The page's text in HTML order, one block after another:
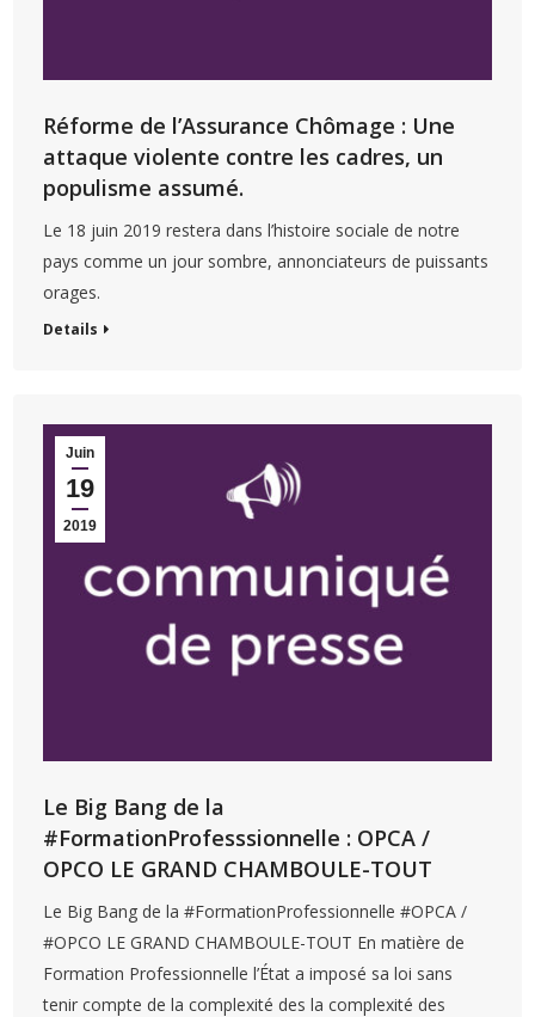
Réforme de l’Assurance Chômage : Une
attaque violente contre les cadres, un
populisme assumé.
Le 18 juin 2019 restera dans l’histoire sociale de notre
pays comme un jour sombre, annonciateurs de puissants
orages.
Details
Juin
19
2019
Le Big Bang de la
#FormationProfesssionnelle : OPCA /
OPCO LE GRAND CHAMBOULE-TOUT
Le Big Bang de la #FormationProfessionnelle #OPCA /
#OPCO LE GRAND CHAMBOULE-TOUT En matière de
Formation Professionnelle l’État a imposé sa loi sans
tenir compte de la complexité des la complexité des